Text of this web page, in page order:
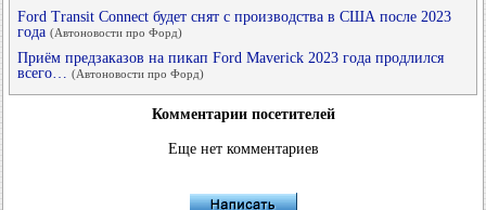
Ford Transit Connect будет снят с производства в США после 2023
года (Автоновости про Форд)
Приём предзаказов на пикап Ford Maverick 2023 года продлился
всего…
(Автоновости про Форд)
Комментарии посетителей
Еще нет комментариев